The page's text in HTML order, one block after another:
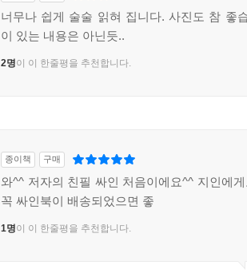
너무나 쉽게 술술 읽혀 집니다. 사진도 참 좋
이 있는 내용은 아닌듯..
2명이 이 한줄평을 추천합니다.
종이책 구매
와^^ 저자의 친필 싸인 처음이에요^^ 지인에
꼭 싸인북이 배송되었으면 좋
1명이 이 한줄평을 추천합니다.